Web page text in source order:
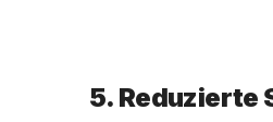
5. Reduzierte